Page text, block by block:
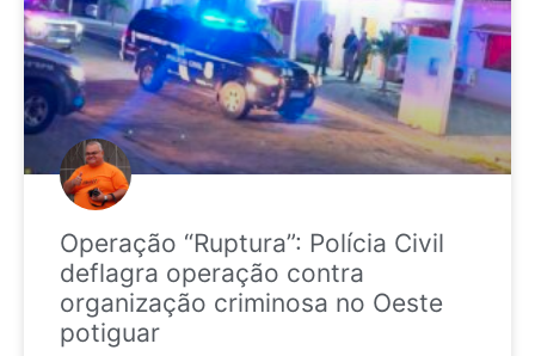
Operação “Ruptura”: Polícia Civil
deflagra operação contra
organização criminosa no Oeste
potiguar